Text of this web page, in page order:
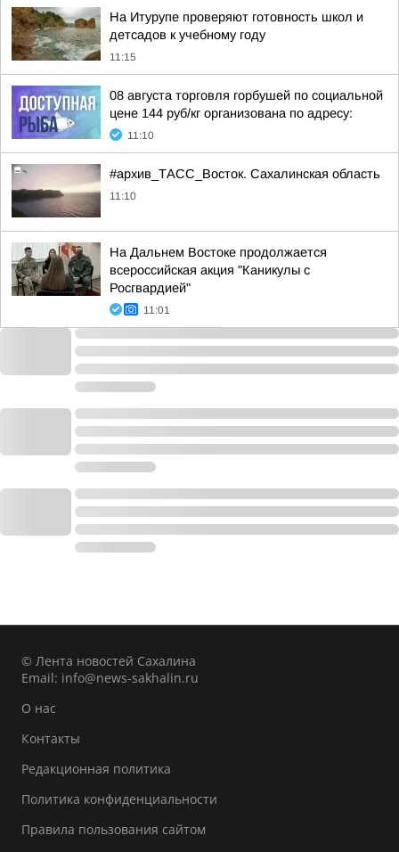
На Итурупе проверяют готовность школ и
детсадов к учебному году
11:15
08 августа торговля горбушей по социальной
цене 144 руб/кг организована по адресу:
11:10
#архив_ТАСС_Восток. Сахалинская область
11:10
На Дальнем Востоке продолжается
всероссийская акция "Каникулы с
Росгвардией"
11:01
© Лента новостей Сахалина
Email: info@news-sakhalin.ru
О нас
Контакты
Редакционная политика
Политика конфиденциальности
Правила пользования сайтом